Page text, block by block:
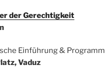
der Gerechtigkeit
Einführung & Programm
Vaduz